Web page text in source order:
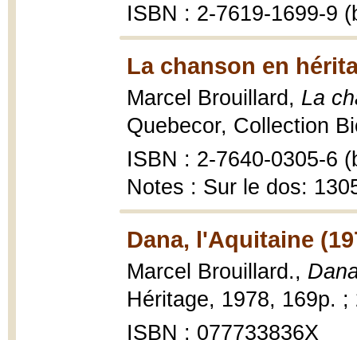
ISBN : 2-7619-1699-9
La chanson en
Marcel Brouillard, La
Quebecor, Collection
ISBN : 2-7640-0305-6
Notes : Sur le dos:
Dana, l'Aquitaine
Marcel Brouillard.,
Héritage, 1978, 169p. ;
ISBN : 077733836X